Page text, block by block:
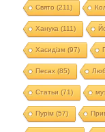
Свято (211)
Ханука (111)
Хасидізм (97)
Песах(85)
Статьи (71)
Пурім (57)